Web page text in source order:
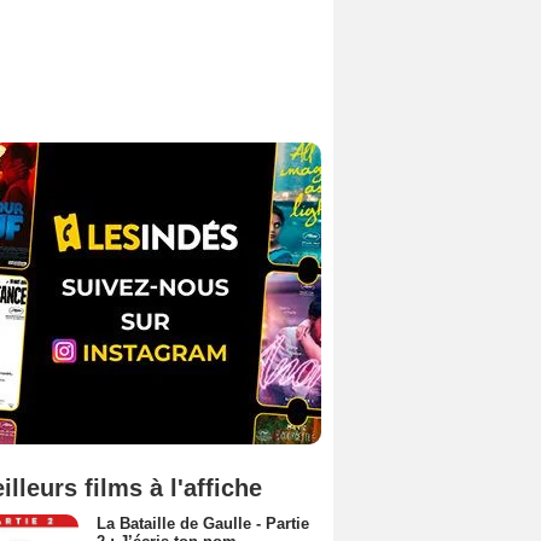
films à l'affiche
La Bataille de Gaulle - Partie